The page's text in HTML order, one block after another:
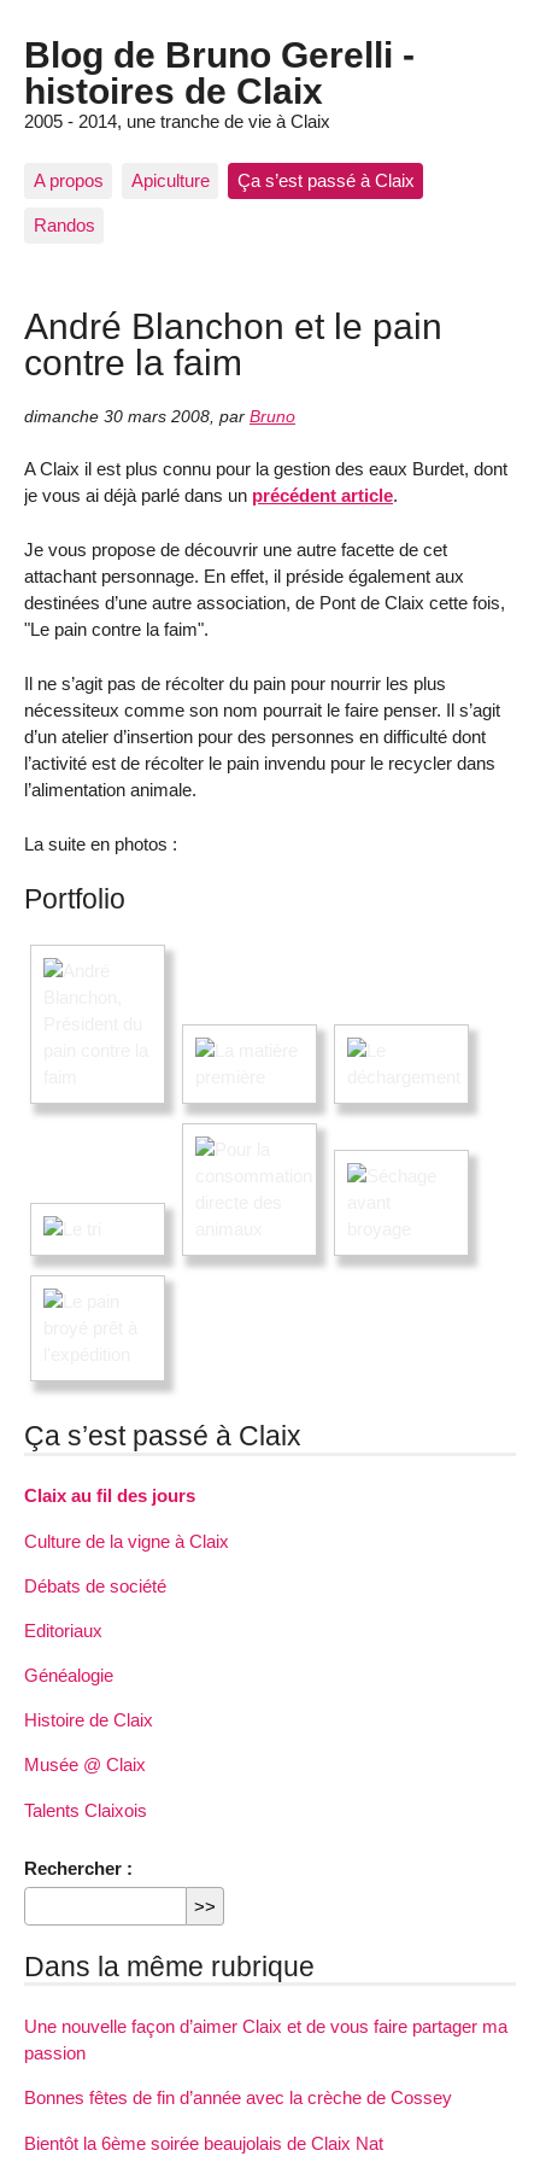
Blog de Bruno Gerelli -
histoires de Claix
2005 - 2014, une tranche de vie à Claix
A propos Apiculture Ça s’est passé à Claix
Randos
André Blanchon et le pain
contre la faim
dimanche 30 mars 2008 par Bruno
A Claix il est plus connu pour la gestion des eaux Burdet, dont
je vous ai déjà parlé dans un précédent article.
Je vous propose de découvrir une autre facette de cet
attachant personnage. En effet, il préside également aux
destinées d’une autre association, de Pont de Claix cette fois,
"Le pain contre la faim".
Il ne s’agit pas de récolter du pain pour nourrir les plus
nécessiteux comme son nom pourrait le faire penser. Il s’agit
d’un atelier d’insertion pour des personnes en difficulté dont
l’activité est de récolter le pain invendu pour le recycler dans
l’alimentation animale.
La suite en photos :
Portfolio
Ça s’est passé à Claix
Claix au fil des jours
Culture de la vigne à Claix
Débats de société
Editoriaux
Généalogie
Histoire de Claix
Musée @ Claix
Talents Claixois
Rechercher :
Dans la même rubrique
Une nouvelle façon d’aimer Claix et de vous faire partager ma
passion
Bonnes fêtes de fin d’année avec la crèche de Cossey
Bientôt la 6ème soirée beaujolais de Claix Nat